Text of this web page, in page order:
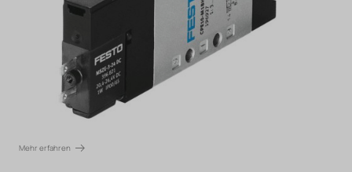
Mehr erfahren